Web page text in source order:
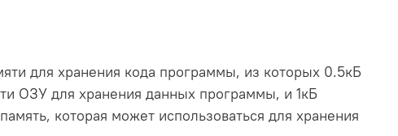
для хранения кода программы, из которых 0.5кБ
ОЗУ для хранения данных программы, и 1кБ
которая может использоваться для хранения